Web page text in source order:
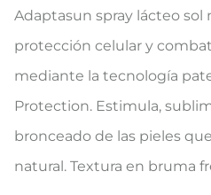
Adaptasun spray lácteo sol
protección celular y
mediante la tecnología
Protection. Estimula,
bronceado de las pieles
natural. Textura en bruma